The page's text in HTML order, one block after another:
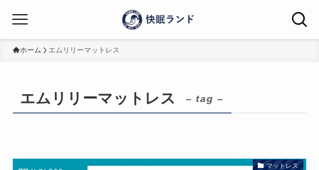
ホーム エムリリーマットレス
エムリリーマットレス – tag –
マットレス